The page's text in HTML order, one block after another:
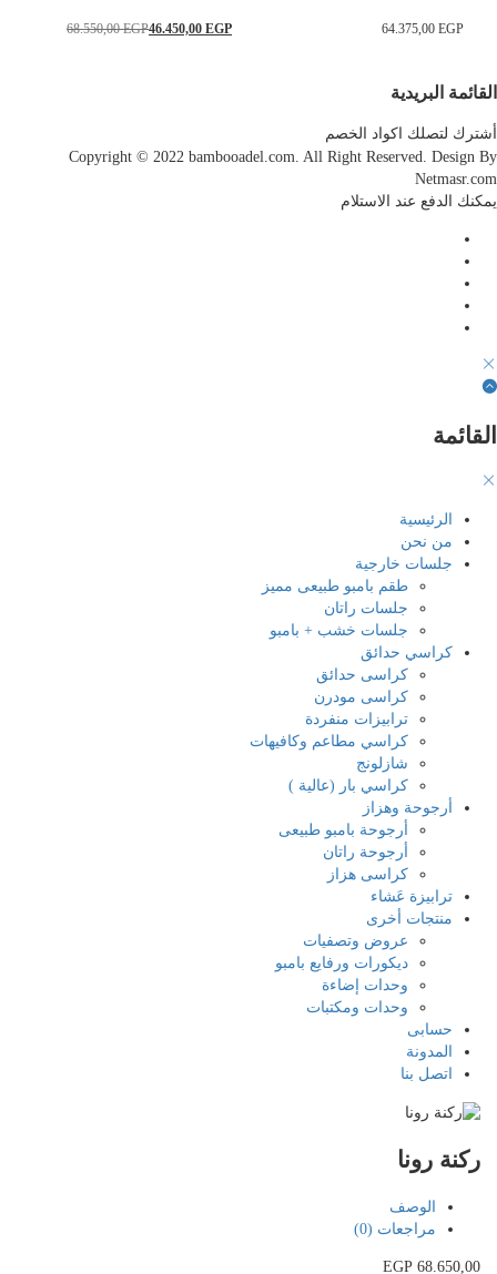
46.450,00EGP
68.550,00EGP 64.375,00EGP
البريدية
لتصلك اكواد الخصم
Copyright © 2022 bambooadel.com. All Right Reserved. Design
الدفع عند الاستلام
الرئيسية
من نحن
جلسات خارجية
طقم بامبو طبيعى مميز
جلسات راتان
جلسات خشب + بامبو
كراسي حدائق
كراسى حدائق
كراسى مودرن
ترابيزات منفردة
كراسي مطاعم وكافيهات
شازلونج
كراسي بار (عالية )
أرجوحة وهزاز
أرجوحة بامبو طبيعى
أرجوحة راتان
كراسى هزاز
ترابيزة عَشاء
منتجات أخرى
عروض وتصفيات
ديكورات ورفايع بامبو
وحدات إضاءة
وحدات ومكتبات
حسابى
المدونة
اتصل بنا
ركنة رونا
الوصف
مراجعات (0)
68.650,00
EGP